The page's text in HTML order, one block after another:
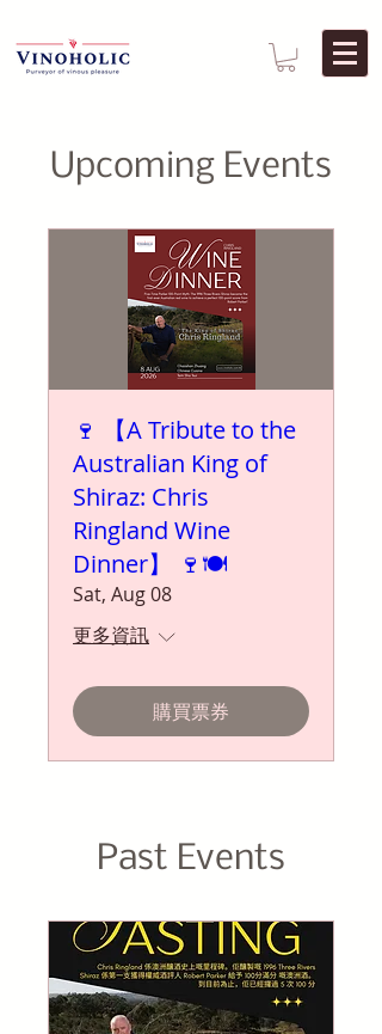
Upcoming Events
🍷 【A Tribute to the
Australian King of
Shiraz: Chris
Ringland Wine
Dinner】 🍷🍽️
Sat, Aug 08
更多資訊
購買票券
Past Events